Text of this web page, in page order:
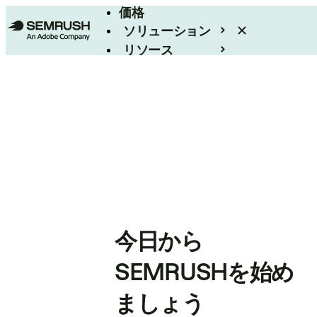
価格
ソリューション
リソース
今日から
SEMRUSHを始め
ましょう